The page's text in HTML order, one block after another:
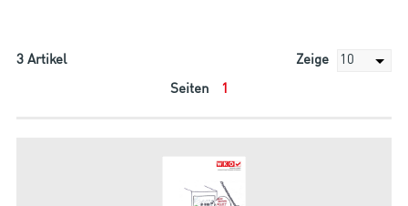
3Artikel
Seiten 1
Zeige